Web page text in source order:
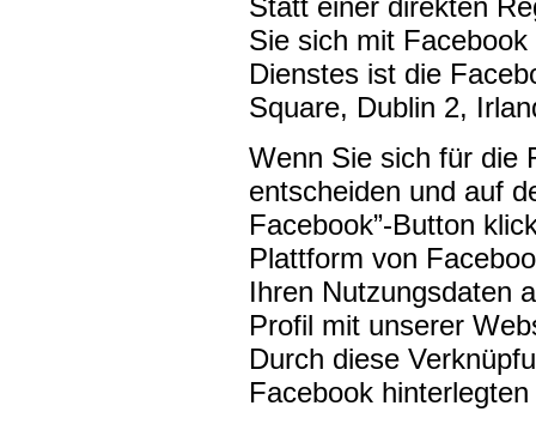
Sie sich mit
Dienstes ist die
Square, Dublin 2,
Wenn Sie sich für die
entscheiden und auf
Facebook”-Button
Plattform von
Ihren Nutzungsdaten
Profil mit unserer
Durch diese
Facebook